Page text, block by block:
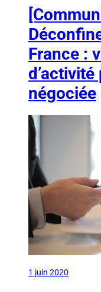
France :
négociée
1 juin 2020